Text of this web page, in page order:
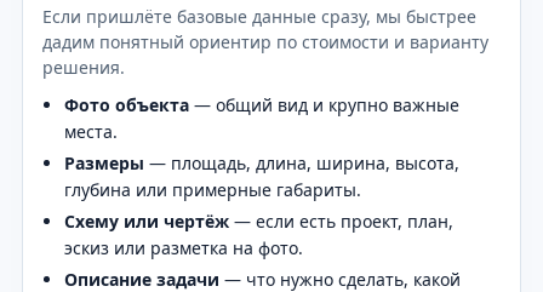
Если пришлёте базовые данные сразу, мы быстрее
дадим понятный ориентир по стоимости и варианту
решения.
Фото объекта — общий вид и крупно важные
места.
Размеры — площадь, длина, ширина, высота,
глубина или примерные габариты.
Схему или чертёж — если есть проект, план,
эскиз или разметка на фото.
Описание задачи — что нужно сделать, какой